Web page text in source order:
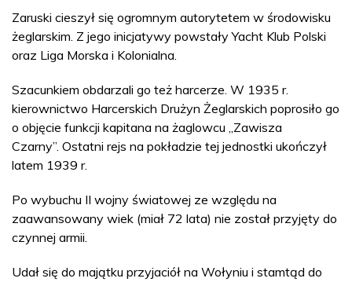
Zaruski cieszył się ogromnym autorytetem w środowisku
żeglarskim. Z jego inicjatywy powstały Yacht Klub Polski
oraz Liga Morska i Kolonialna.
Szacunkiem obdarzali go też harcerze. W 1935 r.
kierownictwo Harcerskich Drużyn Żeglarskich poprosiło go
o objęcie funkcji kapitana na żaglowcu „Zawisza
Czarny”. Ostatni rejs na pokładzie tej jednostki ukończył
latem 1939 r.
Po wybuchu II wojny światowej ze względu na
zaawansowany wiek (miał 72 lata) nie został przyjęty do
czynnej armii.
Udał się do majątku przyjaciół na Wołyniu i stamtąd do